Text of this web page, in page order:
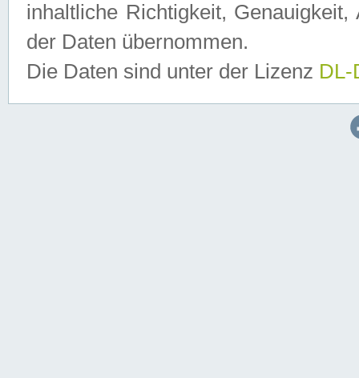
inhaltliche Richtigkeit,
der Daten übernommen.
Die Daten sind unter der Lizenz